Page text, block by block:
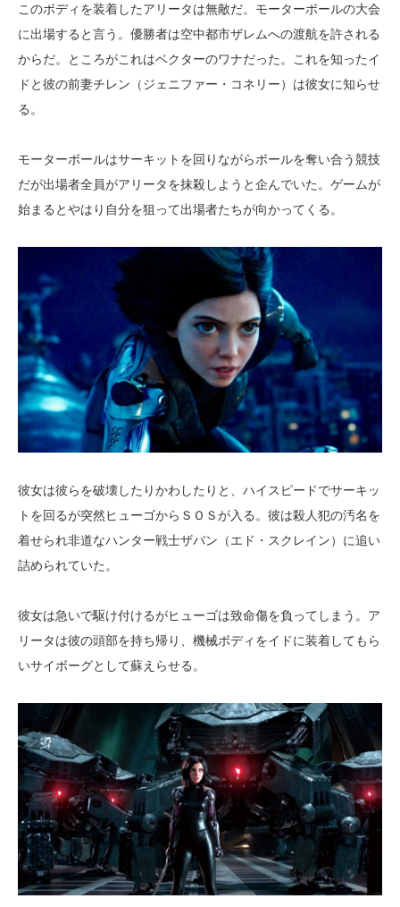
このボディを装着したアリータは無敵だ。モーターボールの大会
に出場すると言う。優勝者は空中都市ザレムへの渡航を許される
からだ。ところがこれはベクターのワナだった。これを知ったイ
ドと彼の前妻チレン（ジェニファー・コネリー）は彼女に知らせ
る。
モーターボールはサーキットを回りながらボールを奪い合う競技
だが出場者全員がアリータを抹殺しようと企んでいた。ゲームが
始まるとやはり自分を狙って出場者たちが向かってくる。
彼女は彼らを破壊したりかわしたりと、ハイスピードでサーキッ
トを回るが突然ヒューゴからＳＯＳが入る。彼は殺人犯の汚名を
着せられ非道なハンター戦士ザバン（エド・スクレイン）に追い
詰められていた。
彼女は急いで駆け付けるがヒューゴは致命傷を負ってしまう。ア
リータは彼の頭部を持ち帰り、機械ボディをイドに装着してもら
いサイボーグとして蘇えらせる。